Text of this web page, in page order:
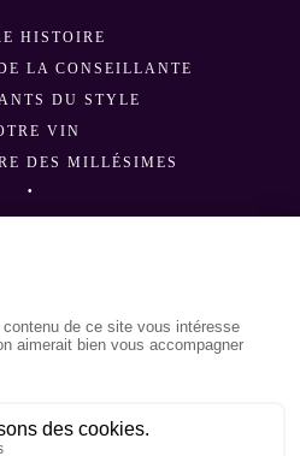
HISTOIRE
LA CONSEILLANTE
DU STYLE
VIN
DES MILLÉSIMES
•
CONTACTER
LÉGALES